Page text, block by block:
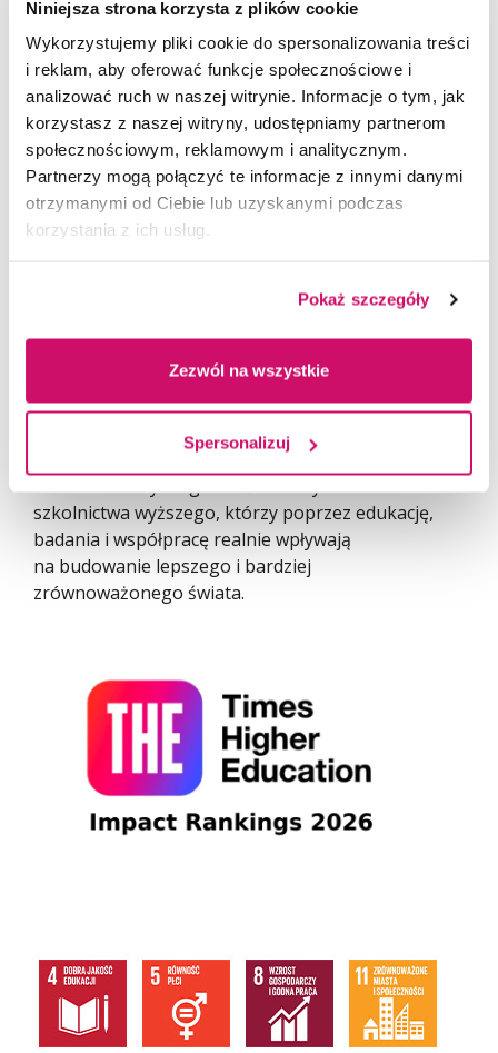
Niniejsza strona korzysta z plików cookie
Wykorzystujemy pliki cookie do spersonalizowania treści
i reklam, aby oferować funkcje społecznościowe i
analizować ruch w naszej witrynie. Informacje o tym, jak
korzystasz z naszej witryny, udostępniamy partnerom
społecznościowym, reklamowym i analitycznym.
Partnerzy mogą połączyć te informacje z innymi danymi
otrzymanymi od Ciebie lub uzyskanymi podczas
korzystania z ich usług.
Pokaż szczegóły
Zezwól na wszystkie
Spersonalizuj
realizowanej strategii rozwoju Akademii WSB,
obejmującej umiędzynarodowienie, wysoką jakość
kształcenia, rozwój badań naukowych, współpracę
z otoczeniem społeczno-gospodarczym oraz
działania na rzecz równości, różnorodności
i odpowiedzialności społecznej. Uczelnia od wielu lat
aktywnie angażuje się w realizację inicjatyw
wspierających zrównoważony rozwój, czego
potwierdzeniem są liczne projekty
na rzecz lokalnych i globalnych społeczności.
Akademia WSB skutecznie łączy nowoczesne
podejście do edukacji z odpowiedzialnością za
przyszłość społeczeństwa i środowiska. Wyniki THE
Sustainability Impact Ratings 2026 potwierdzają, że
szkolnictwa wyższego, którzy poprzez edukację,
badania i współpracę realnie wpływają
na budowanie lepszego i bardziej
zrównoważonego świata.